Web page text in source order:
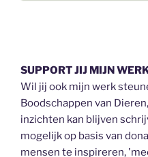
SUPPORT JIJ MIJN
Wil jij ook mijn werk
Boodschappen van
inzichten kan blijven
mogelijk op basis van
mensen te inspireren,